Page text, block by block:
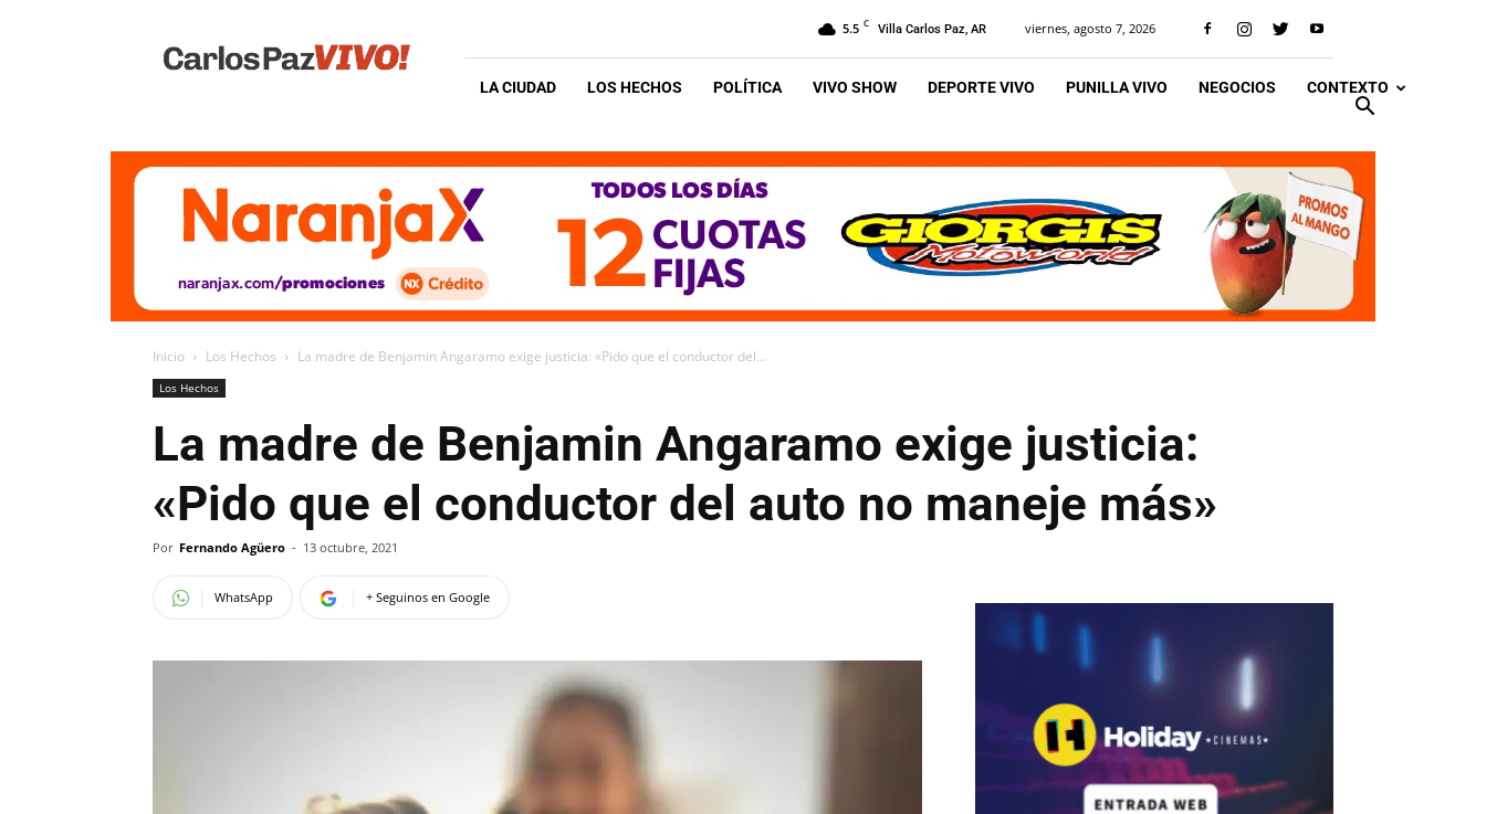
Vivo
5.5 C Villa Carlos Paz, AR viernes, agosto 7, 2026
LA CIUDAD LOS HECHOS POLÍTICA VIVO SHOW DEPORTE VIVO PUNILLA VIVO NEGOCIOS CONTEXTO
Inicio Los Hechos La madre de Benjamin Angaramo exige justicia: «Pido que el conductor del...
Los Hechos
La madre de Benjamin Angaramo exige justicia:
«Pido que el conductor del auto no maneje más»
Por Fernando Agüero - 13 octubre, 2021
WhatsApp + Seguinos en Google